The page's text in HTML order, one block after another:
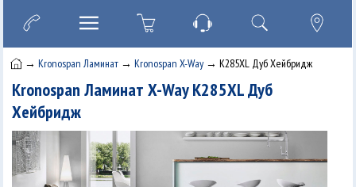
→Kronospan Ламинат →Kronospan X-Way → K285XL Дуб Хейбридж
Kronospan Ламинат X-Way K285XL Дуб
Хейбридж